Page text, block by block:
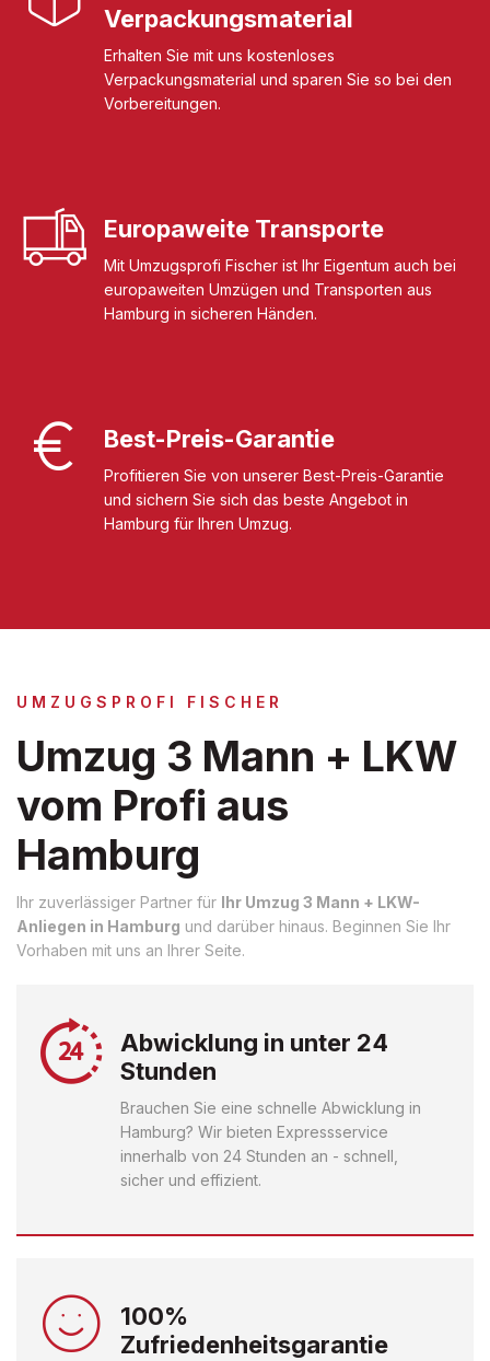
Verpackungsmaterial
Erhalten Sie mit uns kostenloses
Verpackungsmaterial und sparen Sie so bei den
Vorbereitungen.
Europaweite Transporte
Mit Umzugsprofi Fischer ist Ihr Eigentum auch bei
europaweiten Umzügen und Transporten aus
Hamburg in sicheren Händen.
Best-Preis-Garantie
Profitieren Sie von unserer Best-Preis-Garantie
und sichern Sie sich das beste Angebot in
Hamburg für Ihren Umzug.
UMZUGSPROFI FISCHER
Umzug 3 Mann + LKW
vom Profi aus
Hamburg
Ihr zuverlässiger Partner für Ihr Umzug 3 Mann + LKW-
Anliegen in Hamburg und darüber hinaus. Beginnen Sie Ihr
Vorhaben mit uns an Ihrer Seite.
Abwicklung in unter 24
Stunden
Brauchen Sie eine schnelle Abwicklung in
Hamburg? Wir bieten Expressservice
innerhalb von 24 Stunden an - schnell,
sicher und effizient.
100%
Zufriedenheitsgarantie